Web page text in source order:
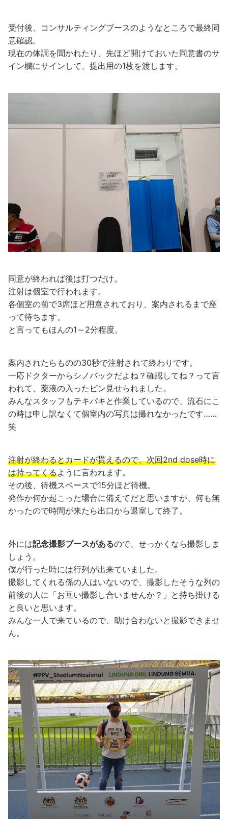
受付後、コンサルティングブースのようなところで最終同
意確認。
現在の体調を聞かれたり、先ほど開けておいた同意書のサ
イン欄にサインして、提出用の1枚を渡します。
同意が終われば後は打つだけ。
注射は個室で行われます。
各個室の前で3席ほど用意されており、案内されるまで座
って待ちます。
と言ってもほんの1～2分程度。
案内されたらものの30秒で注射されて終わりです。
一応ドクターからシノバックだよね？確認してね？って言
われて、薬液の入ったビン見せられました。
みんなスタッフもテキパキと作業しているので、流石にこ
の時は申し訳なくて個室内の写真は撮れなかったです……
笑
注射が終わるとカードが貰えるので、次回2nd dose時に
は持ってくるように言われます。
その後、待機スペースで15分ほど待機。
発作か何か起こった場合に備えてだと思いますが、何も無
かったので時間が来たら出口から退室して終了。
外には記念撮影ブースがあるので、せっかくなら撮影しま
しょう。
僕が行った時には行列が出来ていました。
撮影してくれる係の人はいないので、撮影したそうな列の
前後の人に「お互い撮影し合いませんか？」と持ち掛ける
と良いと思います。
みんな一人で来ているので、助け合わないと撮影できませ
ん。